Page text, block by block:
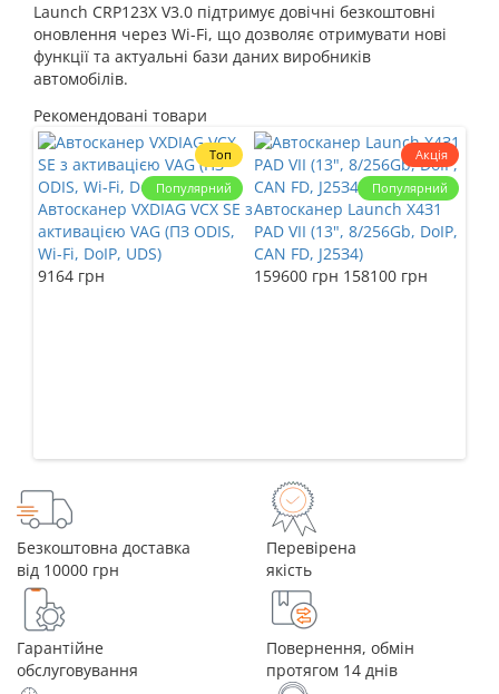
Launch CRP123X V3.0 підтримує довічні безкоштовні
оновлення через Wi-Fi, що дозволяє отримувати нові
функції та актуальні бази даних виробників
автомобілів.
Рекомендовані товари
Топ
Популярний
Автосканер VXDIAG VCX SE з
активацією VAG (ПЗ ODIS,
Wi-Fi, DoIP, UDS)
9164 грн
Акція
Популярний
Автосканер Launch X4З1
PAD VII (13", 8/256Gb, DoIP,
CAN FD, J25З4)
159600 грн 158100 грн
Безкоштовна доставка
від 10000 грн
Перевірена
якість
Гарантійне
обслуговування
Повернення, обмін
протягом 14 днів